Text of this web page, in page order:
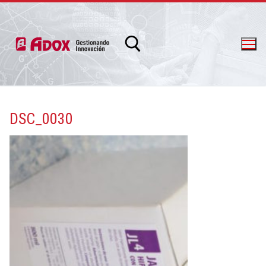
info@adox.com.ar
PRODUCTOS Y SERVICIOS
DSC_0030